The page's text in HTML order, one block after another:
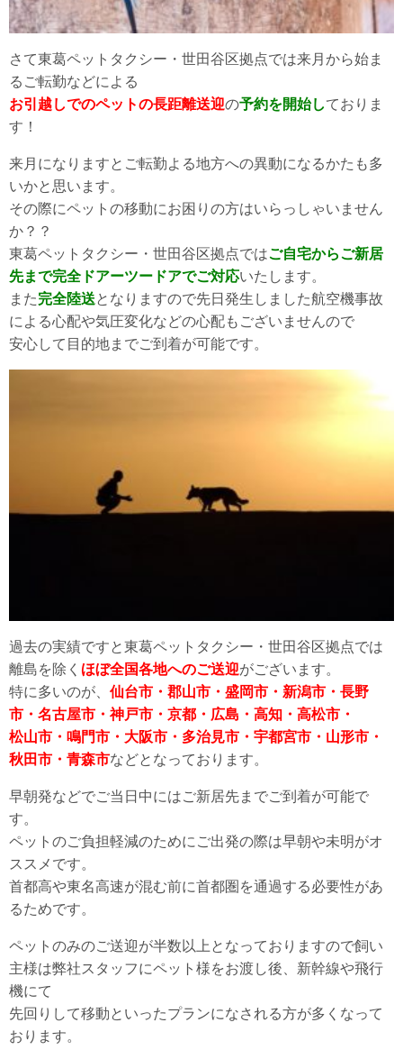
さて東葛ペットタクシー・世田谷区拠点では来月から始ま
るご転勤などによる
お引越しでのペットの長距離送迎の予約を開始しておりま
す！
来月になりますとご転勤よる地方への異動になるかたも多
いかと思います。
その際にペットの移動にお困りの方はいらっしゃいません
か？？
東葛ペットタクシー・世田谷区拠点ではご自宅からご新居
先まで完全ドアーツードアでご対応いたします。
また完全陸送となりますので先日発生しました航空機事故
による心配や気圧変化などの心配もございませんので
安心して目的地までご到着が可能です。
過去の実績ですと東葛ペットタクシー・世田谷区拠点では
離島を除く ほぼ全国各地へのご送迎がございます。
特に多いのが、 仙台市・郡山市・盛岡市・新潟市・長野
市・名古屋市・神戸市・京都・広島・高知・高松市・
松山市・鳴門市・大阪市・多治見市・宇都宮市・山形市・
秋田市・青森市などとなっております。
早朝発などでご当日中にはご新居先までご到着が可能で
す。
ペットのご負担軽減のためにご出発の際は早朝や未明がオ
ススメです。
首都高や東名高速が混む前に首都圏を通過する必要性があ
るためです。
ペットのみのご送迎が半数以上となっておりますので飼い
主様は弊社スタッフにペット様をお渡し後、新幹線や飛行
機にて
先回りして移動といったプランになされる方が多くなって
おります。